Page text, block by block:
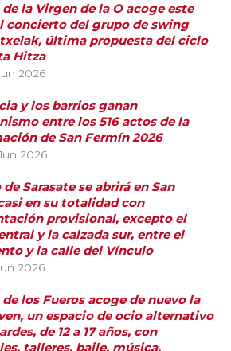
de la Virgen de la O acoge este
concierto del grupo de swing
última propuesta del ciclo
Hitza
2026
y los barrios ganan
entre los 516 actos de la
de San Fermín 2026
2026
de Sarasate se abrirá en San
en su totalidad con
provisional, excepto el
y la calzada sur, entre el
y la calle del Vínculo
2026
de los Fueros acoge de nuevo la
un espacio de ocio alternativo
de 12 a 17 años, con
talleres, baile, música,